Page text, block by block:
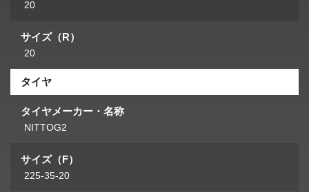
20
サイズ（R）
20
タイヤ
タイヤメーカー・名称
NITTOG2
サイズ（F）
225-35-20